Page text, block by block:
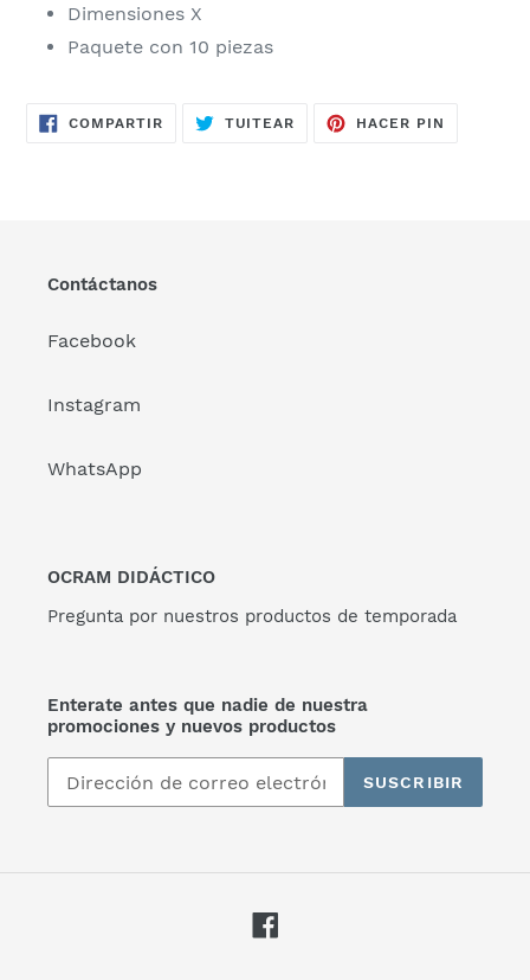
Dimensiones X
Paquete con 10 piezas
COMPARTIRCOMPARTIR
EN
TUITEAR TUITEARHACER PIN
Contáctanos
Facebook
Instagram
WhatsApp
OCRAM DIDÁCTICO
Pregunta por nuestros productos de temporada
Enterate antes que nadie de nuestra
promociones y nuevos productos
SUSCRIBIR